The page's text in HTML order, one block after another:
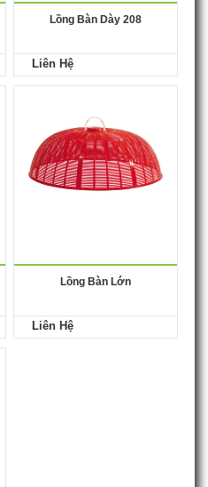
Lồng Bàn Dày 208
Liên Hệ
Lồng Bàn Lớn
Liên Hệ